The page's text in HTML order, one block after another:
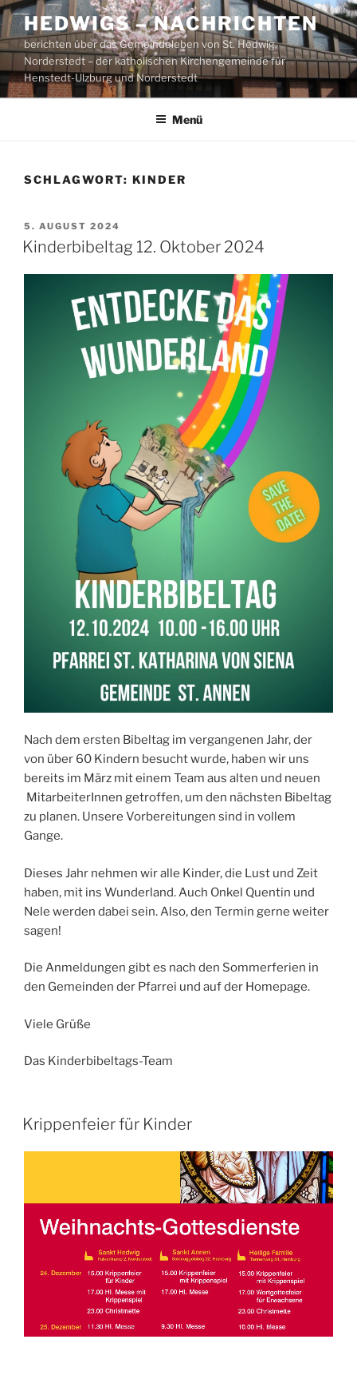
Zum
Inhalt
springen
HEDWIGS – NACHRICHTEN
berichten über das Gemeindeleben von St. Hedwig,
Norderstedt – der katholischen Kirchengemeinde für
Henstedt-Ulzburg und Norderstedt
Menü
SCHLAGWORT: KINDER
VERÖFFENTLICHT
AM
5. AUGUST 2024
Kinderbibeltag 12. Oktober 2024
Nach dem ersten Bibeltag im vergangenen Jahr, der
von über 60 Kindern besucht wurde, haben wir uns
bereits im März mit einem Team aus alten und neuen
MitarbeiterInnen getroffen, um den nächsten Bibeltag
zu planen. Unsere Vorbereitungen sind in vollem
Gange.
Dieses Jahr nehmen wir alle Kinder, die Lust und Zeit
haben, mit ins Wunderland. Auch Onkel Quentin und
Nele werden dabei sein. Also, den Termin gerne weiter
sagen!
Die Anmeldungen gibt es nach den Sommerferien in
den Gemeinden der Pfarrei und auf der Homepage.
Viele Grüße
Das Kinderbibeltags-Team
Krippenfeier für Kinder